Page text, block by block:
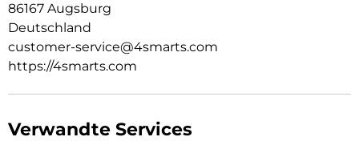
86167 Augsburg
Deutschland
customer-service@4smarts.com
https://4smarts.com
Verwandte Services